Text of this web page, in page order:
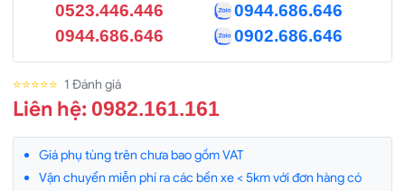
0523.446.446
0944.686.646
0944.686.646
0902.686.646
⭐⭐⭐⭐⭐ 1 Đánh giá
Liên hệ: 0982.161.161
Giá phụ tùng trên chưa bao gồm VAT
Vận chuyển miễn phí ra các bến xe < 5km với đơn hàng có